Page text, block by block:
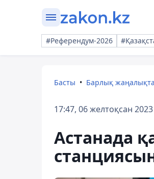
#Референдум-2026
Басты Барлық
17:47, 06 желтоқсан 2023
Астанада